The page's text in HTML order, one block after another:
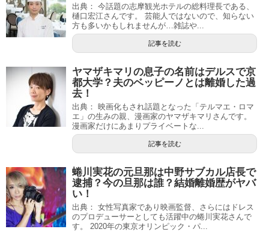
出典： 今話題の志摩観光ホテルの総料理長である、
樋口宏江さんです。 芸能人ではないので、知らない
方も多いかもしれませんが…雑誌や...
記事を読む
ヤマザキマリの息子の名前はデルスで京
都大学？夫のベッピーノとは離婚した過
去！
出典： 映画化もされ話題となった「テルマエ・ロマ
エ」の生みの親、漫画家のヤマザキマリさんです。
漫画家だけにあまりプライベートな...
記事を読む
蜷川実花の元旦那は中野サブカル店長で
逮捕？今の旦那は誰？結婚離婚歴がヤバ
い！
出典： 女性写真家であり映画監督、さらにはドレス
のプロデューサーとしても活躍中の蜷川実花さんで
す。 2020年の東京オリンピック・パ...